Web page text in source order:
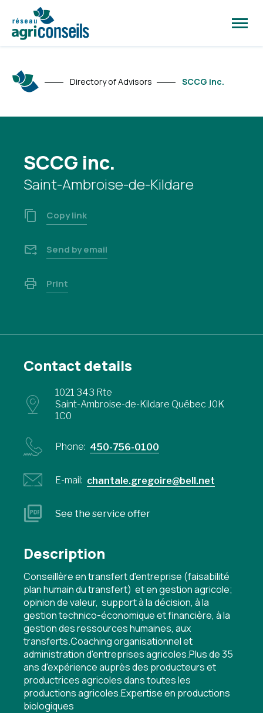
site
Directory of Advisors SCCG inc.
SCCG inc.
Saint-Ambroise-de-Kildare
Copy link
Send by email
Print
Contact details
1021 343 Rte
Saint-Ambroise-de-Kildare Québec J0K
1C0
Phone: 450-756-0100
E-mail: chantale.gregoire@bell.net
See the service offer
Description
Conseillère en transfert d'entreprise (faisabilité
plan humain du transfert) et en gestion agricole;
opinion de valeur, support à la décision, à la
gestion technico-économique et financière, à la
gestion des ressources humaines, aux
transferts.Coaching organisationnel et
administration d'entreprises agricoles.Plus de 35
ans d'expérience auprès des producteurs et
productrices agricoles dans toutes les
productions agricoles.Expertise en productions
biologiques